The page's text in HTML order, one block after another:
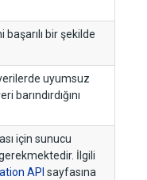
başarılı bir şekilde
uyumsuz
barındırdığını
için sunucu
İlgili
API sayfasına